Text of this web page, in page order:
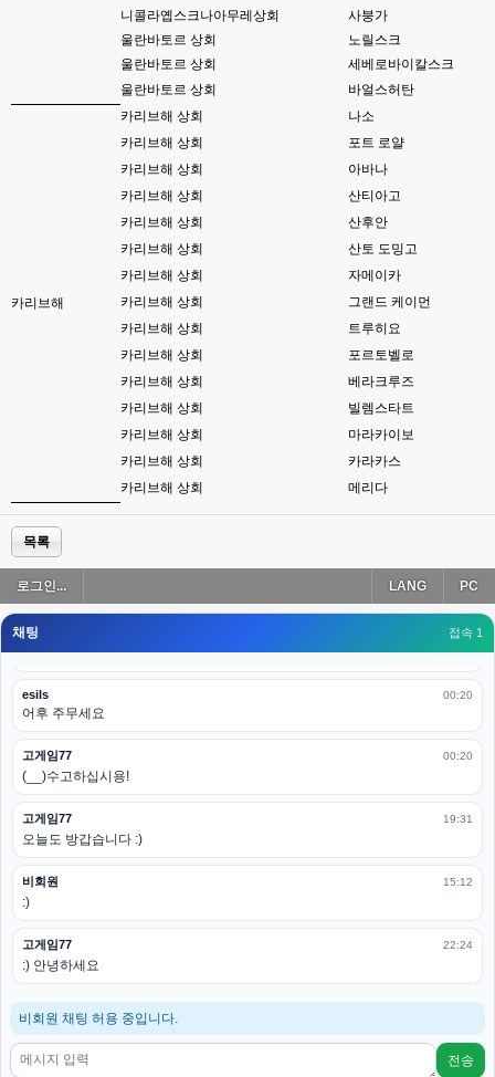
니콜라옙스크나아무레상회
사붕가
울란바토르 상회
노릴스크
울란바토르 상회
세베로바이칼스크
울란바토르 상회
바얼스허탄
카리브해
카리브해 상회
나소
카리브해 상회
포트 로얄
카리브해 상회
아바나
카리브해 상회
산티아고
카리브해 상회
산후안
카리브해 상회
산토 도밍고
카리브해 상회
자메이카
카리브해 상회
그랜드 케이먼
카리브해 상회
트루히요
카리브해 상회
포르토벨로
카리브해 상회
베라크루즈
카리브해 상회
빌렘스타트
카리브해 상회
마라카이보
카리브해 상회
카라카스
카리브해 상회
메리다
목록
로그인... PC
LANG
채팅 접속 1
접속자는 ip당 1명인가 보네요. 다른 브로우저로 접속해도 3명인거보면
음
폰으로 접속해보니 3이 되는데
나가도 3이네 하핫 ...
이게 db 접속자수로 잡는형태로 해서 그런가 ;;
밑에 일반웹게임이 더있었네요
아 이제 2로 돌아왔군요
esils 00:19
다 펼쳐두면 너무길어서 ..
esils 00:19
모바일로 보는데도 좀 불편하더라구요
고게임77 00:19
아 ㅋㅋ 내일도 심심하면 들리겠습니다. 벌써 12시가 넘었었네요
esils 00:20
어후 주무세요
고게임77 00:20
(__)수고하십시용!
고게임77 19:31
오늘도 방갑습니다 :)
비회원 15:12
:)
고게임77 22:24
:) 안녕하세요
비회원 채팅 허용 중입니다.
전송